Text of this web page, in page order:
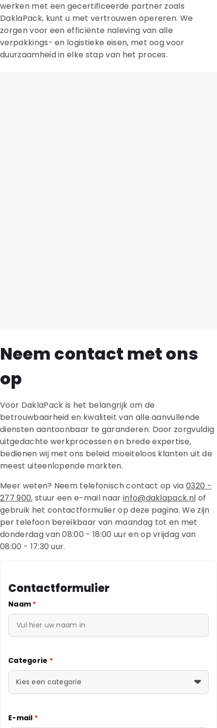
werken met een gecertificeerde partner zoals
DaklaPack, kunt u met vertrouwen opereren. We
zorgen voor een efficiënte naleving van alle
verpakkings- en logistieke eisen, met oog voor
duurzaamheid in elke stap van het proces.
Neem contact met ons
op
Voor DaklaPack is het belangrijk om de
betrouwbaarheid en kwaliteit van alle aanvullende
diensten aantoonbaar te garanderen. Door zorgvuldig
uitgedachte werkprocessen en brede expertise,
bedienen wij met ons beleid moeiteloos klanten uit de
meest uiteenlopende markten.
Meer weten? Neem telefonisch contact op via0320 -
277 900, stuur een e-mail naar info@daklapack.nl of
gebruik het contactformulier op deze pagina. We zijn
per telefoon bereikbaar van maandag tot en met
donderdag van 08:00 - 18:00 uur en op vrijdag van
08:00 - 17:30 uur.
Contactformulier
Naam *
Categorie *
Kies een categorie
E-mail *